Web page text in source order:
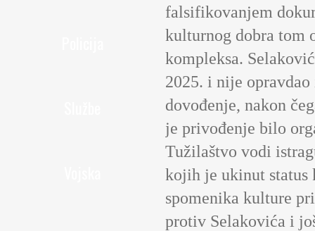
falsifikovanjem
kulturnog dobra tom
kompleksa.
2025. i nije
dovođenje, nakon
je privođenje bilo
Tužilaštvo vodi
kojih je ukinut status
spomenika kulture
protiv Selakovića i